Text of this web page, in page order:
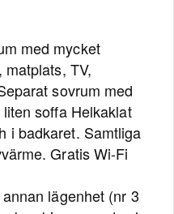
med mycket
TV,
sovrum med
soffa Helkaklat
i badkaret. Samtliga
Gratis Wi-Fi
lägenhet (nr 3